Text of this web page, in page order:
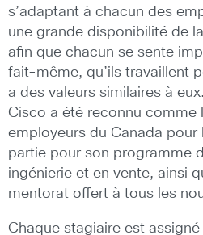
s’adaptant à chacun des
une grande disponibilité de
afin que chacun se sente
fait-même, qu’ils travaillent
a des valeurs similaires à
Cisco a été reconnu comme
employeurs du Canada pour
partie pour son programme
ingénierie et en vente, ainsi
mentorat offert à tous les
Chaque stagiaire est